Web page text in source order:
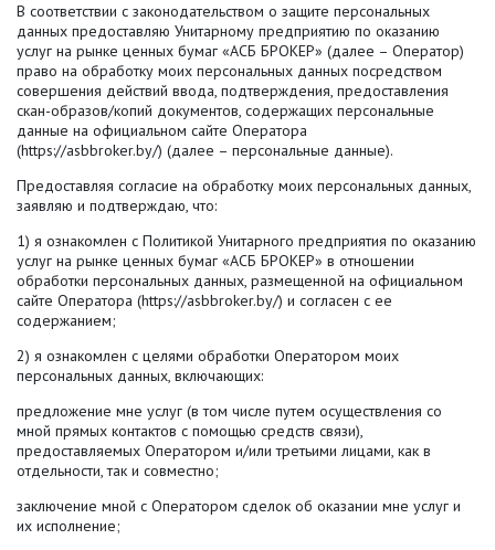
В соответствии с законодательством о защите персональных
данных предоставляю Унитарному предприятию по оказанию
услуг на рынке ценных бумаг «АСБ БРОКЕР» (далее – Оператор)
право на обработку моих персональных данных посредством
совершения действий ввода, подтверждения, предоставления
скан-образов/копий документов, содержащих персональные
данные на официальном сайте Оператора
(https://asbbroker.by/) (далее – персональные данные).
Предоставляя согласие на обработку моих персональных данных,
заявляю и подтверждаю, что:
1) я ознакомлен c Политикой Унитарного предприятия по оказанию
услуг на рынке ценных бумаг «АСБ БРОКЕР» в отношении
обработки персональных данных, размещенной на официальном
сайте Оператора (https://asbbroker.by/) и согласен с ее
содержанием;
2) я ознакомлен с целями обработки Оператором моих
персональных данных, включающих:
предложение мне услуг (в том числе путем осуществления со
мной прямых контактов с помощью средств связи),
предоставляемых Оператором и/или третьими лицами, как в
отдельности, так и совместно;
заключение мной с Оператором сделок об оказании мне услуг и
их исполнение;